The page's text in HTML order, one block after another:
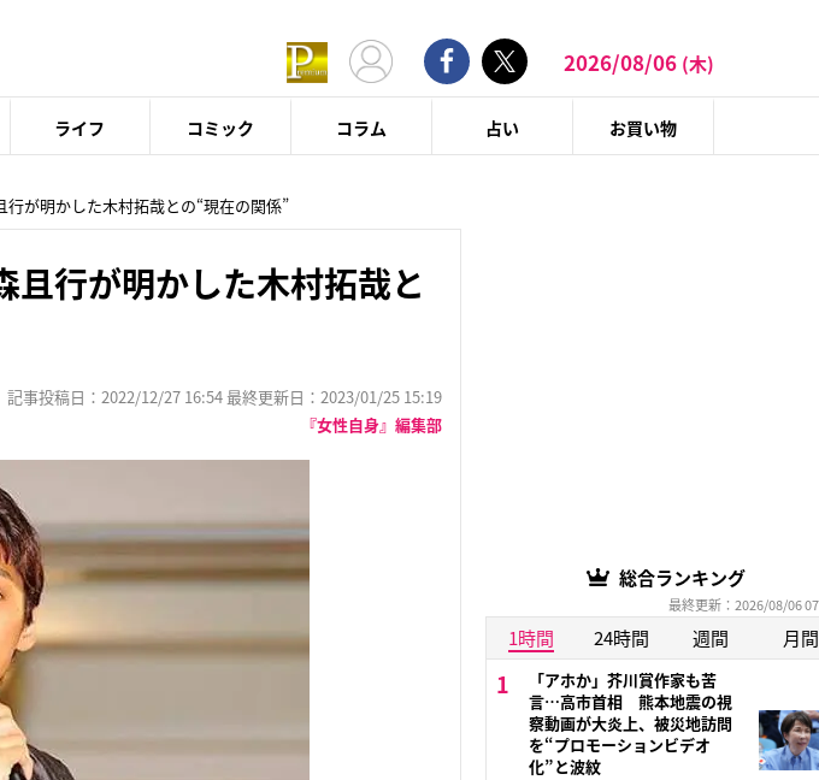
2026/08/06 (木)
ライフ コミック コラム 占い お買い物
が明かした木村拓哉との“現在の関係”
且行が明かした木村拓哉と
記事投稿日：2022/12/27 16:54 最終更新日：2023/01/25 15:19
『女性自身』編集部
総合ランキング
最終更新：2026/08/06
1時間 24時間 週間 月間
「アホか」芥川賞作家も苦
言…高市首相 熊本地震の視
察動画が大炎上、被災地訪問
を“プロモーションビデオ
化”と波紋